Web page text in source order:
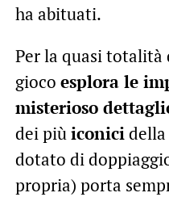
ha abituati.
Per la quasi totalità
gioco esplora le
misterioso
dei piùiconicidella
dotato di
propria) porta